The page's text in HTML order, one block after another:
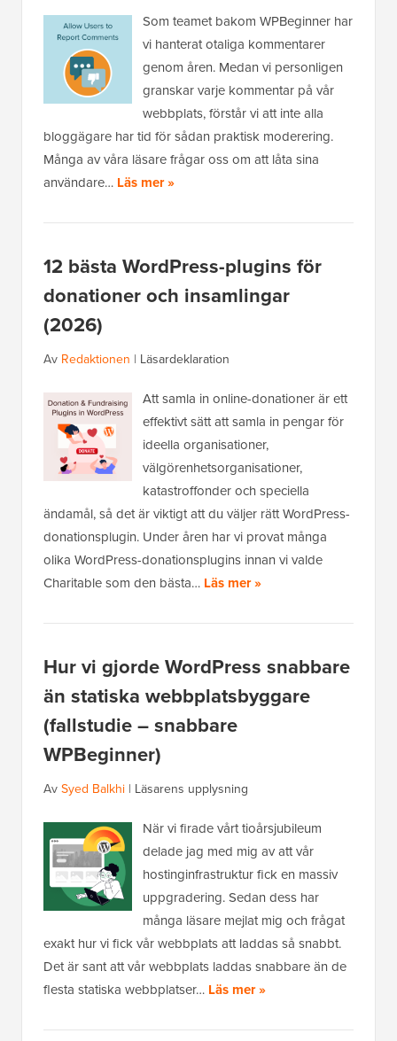
Som teamet bakom WPBeginner har
vi hanterat otaliga kommentarer
genom åren. Medan vi personligen
granskar varje kommentar på vår
webbplats, förstår vi att inte alla
bloggägare har tid för sådan praktisk moderering.
Många av våra läsare frågar oss om att låta sina
användare… Läs mer »
12 bästa WordPress-plugins för
donationer och insamlingar
(2026)
Av Redaktionen | Läsardeklaration
Att samla in online-donationer är ett
effektivt sätt att samla in pengar för
ideella organisationer,
välgörenhetsorganisationer,
katastroffonder och speciella
ändamål, så det är viktigt att du väljer rätt WordPress-
donationsplugin. Under åren har vi provat många
olika WordPress-donationsplugins innan vi valde
Charitable som den bästa… Läs mer »
Hur vi gjorde WordPress snabbare
än statiska webbplatsbyggare
(fallstudie – snabbare
WPBeginner)
AvSyed Balkhi | Läsarens upplysning
När vi firade vårt tioårsjubileum
delade jag med mig av att vår
hostinginfrastruktur fick en massiv
uppgradering. Sedan dess har
många läsare mejlat mig och frågat
exakt hur vi fick vår webbplats att laddas så snabbt.
Det är sant att vår webbplats laddas snabbare än de
flesta statiska webbplatser… Läs mer »